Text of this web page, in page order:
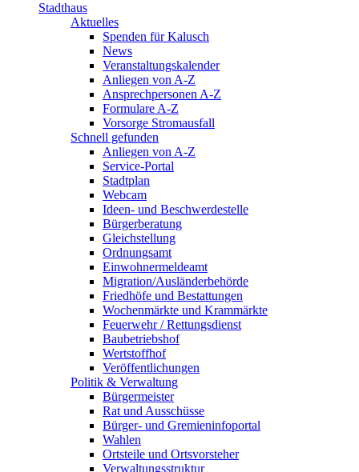
Stadthaus
Aktuelles
Spenden für Kalusch
News
Veranstaltungskalender
Anliegen von A-Z
Ansprechpersonen A-Z
Formulare A-Z
Vorsorge Stromausfall
Schnell gefunden
Anliegen von A-Z
Service-Portal
Stadtplan
Webcam
Ideen- und Beschwerdestelle
Bürgerberatung
Gleichstellung
Ordnungsamt
Einwohnermeldeamt
Migration/Ausländerbehörde
Friedhöfe und Bestattungen
Wochenmärkte und Krammärkte
Feuerwehr / Rettungsdienst
Baubetriebshof
Wertstoffhof
Veröffentlichungen
Politik & Verwaltung
Bürgermeister
Rat und Ausschüsse
Bürger- und Gremieninfoportal
Wahlen
Ortsteile und Ortsvorsteher
Verwaltungsstruktur